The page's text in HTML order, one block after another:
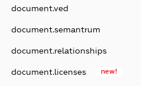
document.ved
document.semantrum
document.relationships
document.licenses new!